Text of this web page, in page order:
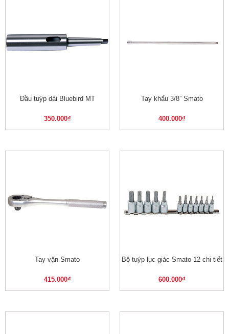
Đầu tuýp dài Bluebird MT
350.000₫
Tay khẩu 3/8” Smato
400.000₫
Tay vặn Smato
415.000₫
Bộ tuýp lục giác Smato 12 chi tiết
600.000₫